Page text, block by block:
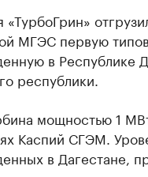
«ТурбоГрин»
МГЭС первую
в Республике
республики.
мощностью 1
Каспий СГЭМ.
в Дагестане,